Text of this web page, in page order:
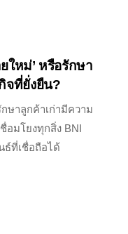
ใหม่’ หรือรักษา
จที่ยั่งยืน?
ษาลูกค้าเก่ามีความ
อมโยงทุกสิ่ง BNI
ธ์ที่เชื่อถือได้